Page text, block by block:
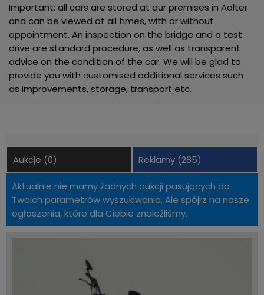
Important: all cars are stored at our premises in Aalter
and can be viewed at all times, with or without
appointment. An inspection on the bridge and a test
drive are standard procedure, as well as transparent
advice on the condition of the car. We will be glad to
provide you with customised additional services such
as improvements, storage, transport etc.
Aukcje (0) Reklamy (285)
Aktualnie nie mamy żadnych aukcji pasujących do
Twoich parametrów wyszukiwania. Ale spójrz na nasze
ogłoszenia, które dla Ciebie znaleźliśmy.